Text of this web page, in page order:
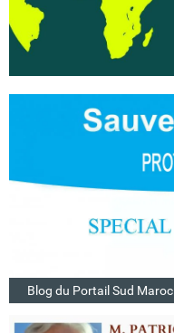
Blog du Portail Sud Maroc